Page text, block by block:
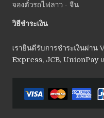
จองตั๋วรถไฟลาว - จีน
วิธีชำระเงิน
เรายินดีรับการชำระเงินผ่า
Express, JCB, UnionPay